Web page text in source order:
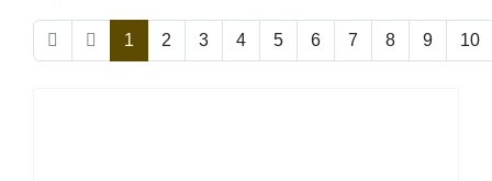
1 2 3 4 5 6 7 8 9 10